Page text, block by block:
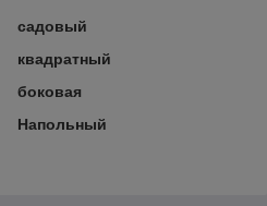
садовый
квадратный
боковая
Напольный